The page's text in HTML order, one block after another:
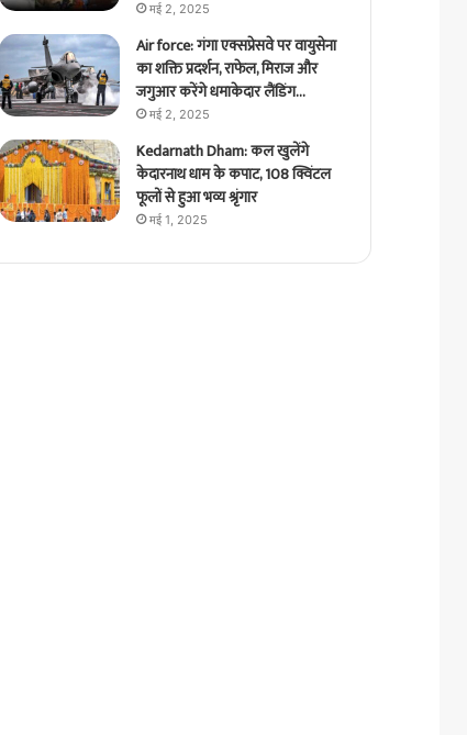
मई 2, 2025
Air force: गंगा एक्सप्रेसवे पर वायुसेना
का शक्ति प्रदर्शन, राफेल, मिराज और
जगुआर करेंगे धमाकेदार लैंडिंग…
मई 2, 2025
Kedarnath Dham: कल खुलेंगे
केदारनाथ धाम के कपाट, 108 क्विंटल
फूलों से हुआ भव्य श्रृंगार
मई 1, 2025